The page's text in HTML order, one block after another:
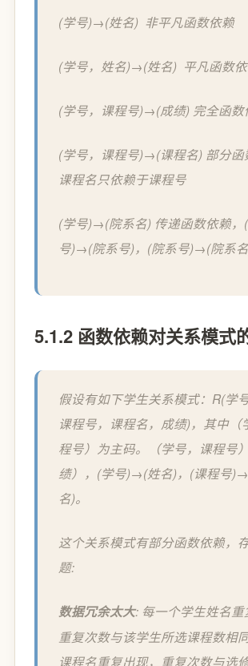
(学号)→(姓名) 非平凡函数依赖
(学号，姓名)→(姓名) 平凡函数
(学号，课程号)→(成绩) 完全函数
(学号，课程号)→(课程名) 部分函
课程名只依赖于课程号
(学号)→(院系名) 传递函数依赖，
号)→(院系号)，(院系号)→(院系
5.1.2 函数依赖对关系模式
假设有如下学生关系模式：R(学
课程号，课程名，成绩)，其中（
程号）为主码。（学号，课程号
绩），(学号)→(姓名)，(课程号
名)。
这个关系模式有部分函数依赖，
题:
数据冗余太大: 每一个学生姓名重
重复次数与该学生所选课程数相
课程名重复出现，重复次数与选